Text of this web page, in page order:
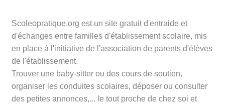
Scoleopratique.org est un site gratuit d'entraide et
d'échanges entre familles d'établissement scolaire, mis
en place à l'initiative de l'association de parents d'élèves
de l'établissement.
Trouver une baby-sitter ou des cours de soutien,
organiser les conduites scolaires, déposer ou consulter
des petites annonces,... le tout proche de chez soi et